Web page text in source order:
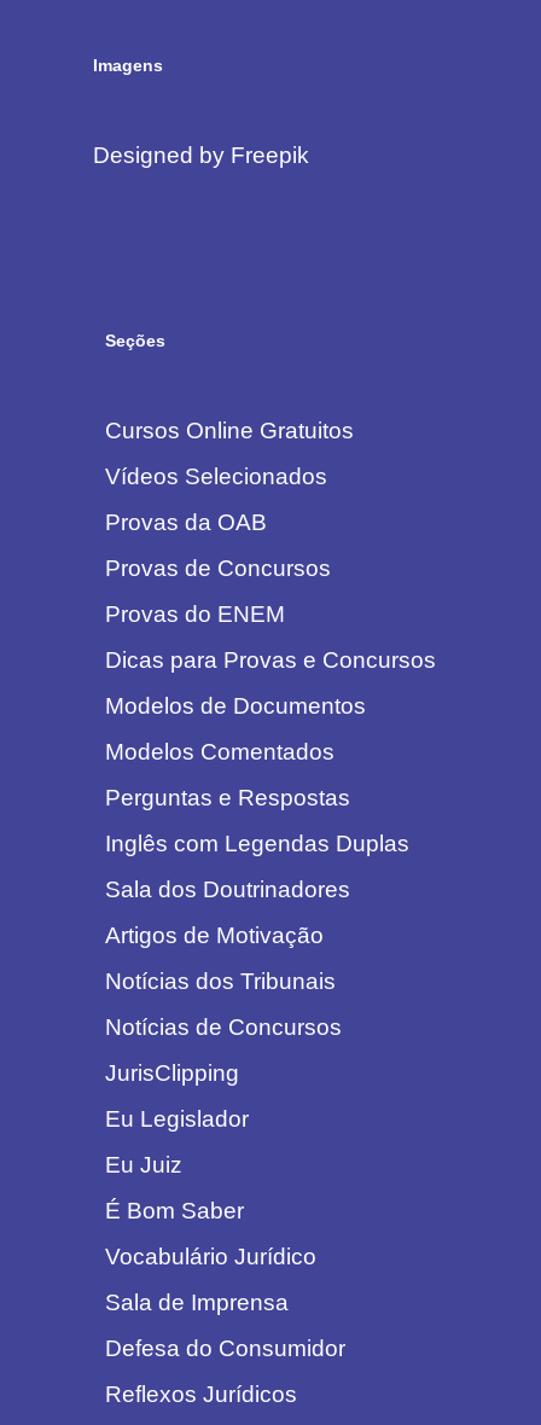
Imagens
Designed by Freepik
Seções
Cursos Online Gratuitos
Vídeos Selecionados
Provas da OAB
Provas de Concursos
Provas do ENEM
Dicas para Provas e Concursos
Modelos de Documentos
Modelos Comentados
Perguntas e Respostas
Inglês com Legendas Duplas
Sala dos Doutrinadores
Artigos de Motivação
Notícias dos Tribunais
Notícias de Concursos
JurisClipping
Eu Legislador
Eu Juiz
É Bom Saber
Vocabulário Jurídico
Sala de Imprensa
Defesa do Consumidor
Reflexos Jurídicos